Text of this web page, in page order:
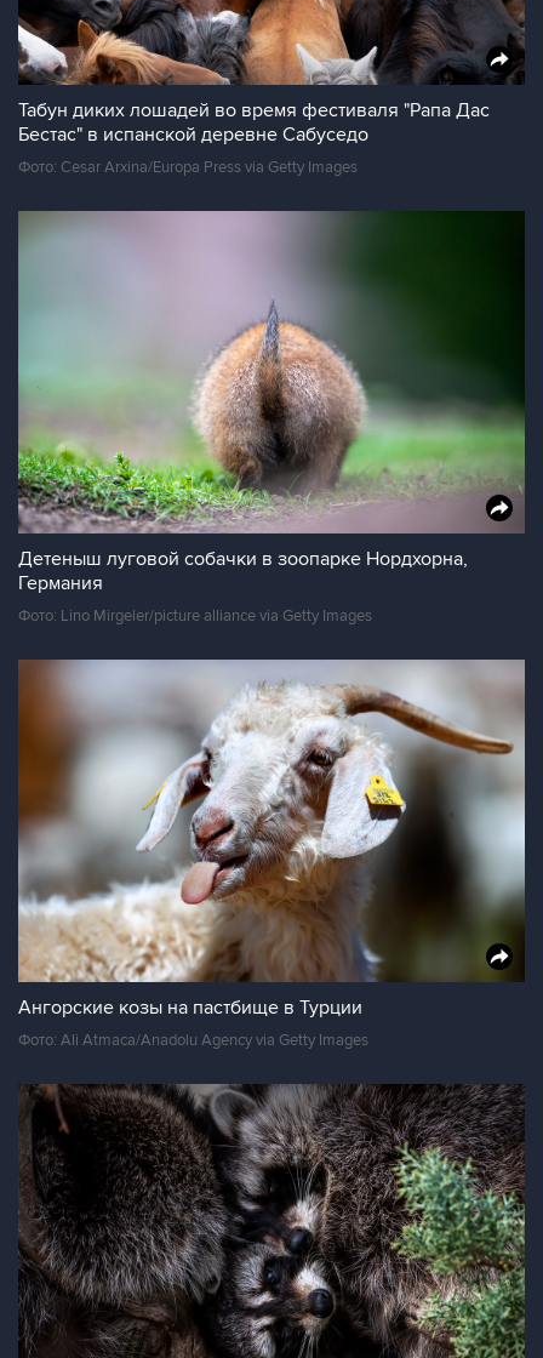
Табун диких лошадей во время фестиваля "Рапа Дас
Бестас" в испанской деревне Сабуседо
Фото: Cesar Arxina/Europa Press via Getty Images
Детеныш луговой собачки в зоопарке Нордхорна,
Германия
Фото: Lino Mirgeler/picture alliance via Getty Images
Ангорские козы на пастбище в Турции
Фото: Ali Atmaca/Anadolu Agency via Getty Images